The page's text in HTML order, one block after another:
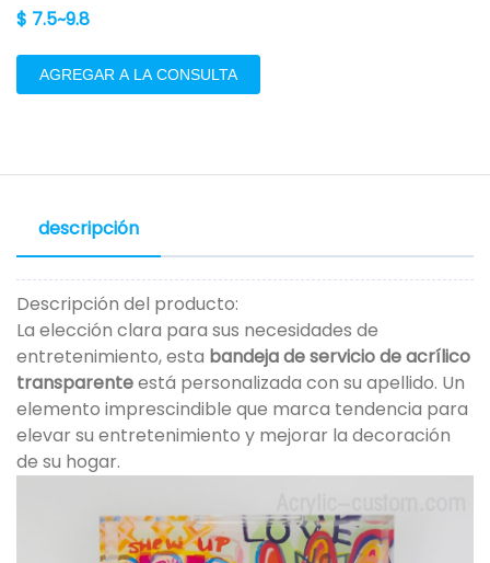
$ 7.5~9.8
AGREGAR A LA CONSULTA
descripción
Descripción del producto:
La elección clara para sus necesidades de
entretenimiento, esta bandeja de servicio de acrílico
transparenteestá personalizada con su apellido. Un
elemento imprescindible que marca tendencia para
elevar su entretenimiento y mejorar la decoración
de su hogar.